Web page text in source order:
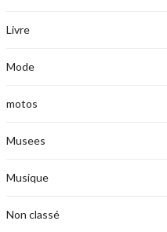
Livre
Mode
motos
Musees
Musique
Non classé